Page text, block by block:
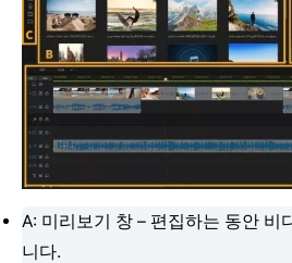
A: 미리보기 창 – 편집하는 동안 비
니다.